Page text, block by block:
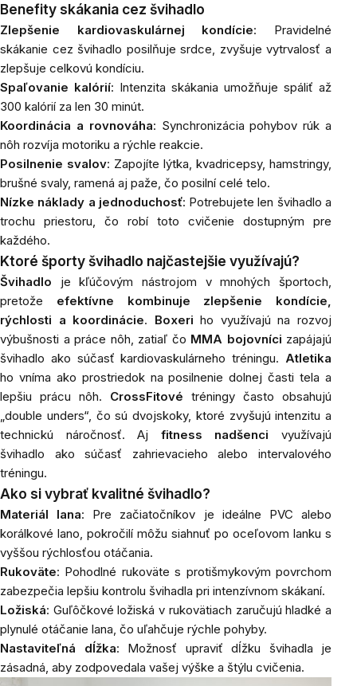
Benefity skákania cez švihadlo
Zlepšenie kardiovaskulárnej kondície: Pravidelné
skákanie cez švihadlo posilňuje srdce, zvyšuje vytrvalosť a
zlepšuje celkovú kondíciu.
Spaľovanie kalórií: Intenzita skákania umožňuje spáliť až
300 kalórií za len 30 minút.
Koordinácia a rovnováha: Synchronizácia pohybov rúk a
nôh rozvíja motoriku a rýchle reakcie.
Posilnenie svalov: Zapojíte lýtka, kvadricepsy, hamstringy,
brušné svaly, ramená aj paže, čo posilní celé telo.
Nízke náklady a jednoduchosť: Potrebujete len švihadlo a
trochu priestoru, čo robí toto cvičenie dostupným pre
každého.
Ktoré športy švihadlo najčastejšie využívajú?
Švihadlo
je kľúčovým nástrojom v mnohých športoch,
pretože efektívne kombinuje zlepšenie kondície,
rýchlosti a koordinácie. Boxeri ho využívajú na rozvoj
výbušnosti a práce nôh, zatiaľ čo MMA bojovníci zapájajú
švihadlo ako súčasť kardiovaskulárneho tréningu. Atletika
ho vníma ako prostriedok na posilnenie dolnej časti tela a
lepšiu prácu nôh. CrossFitové tréningy často obsahujú
„double unders“, čo sú dvojskoky, ktoré zvyšujú intenzitu a
technickú náročnosť. Aj fitness nadšenci využívajú
švihadlo ako súčasť zahrievacieho alebo intervalového
tréningu.
Ako si vybrať kvalitné švihadlo?
Materiál lana: Pre začiatočníkov je ideálne PVC alebo
korálkové lano, pokročilí môžu siahnuť po oceľovom lanku s
vyššou rýchlosťou otáčania.
Rukoväte: Pohodlné rukoväte s protišmykovým povrchom
zabezpečia lepšiu kontrolu švihadla pri intenzívnom skákaní.
Ložiská: Guľôčkové ložiská v rukovätiach zaručujú hladké a
plynulé otáčanie lana, čo uľahčuje rýchle pohyby.
Nastaviteľná dĺžka: Možnosť upraviť dĺžku švihadla je
zásadná, aby zodpovedala vašej výške a štýlu cvičenia.